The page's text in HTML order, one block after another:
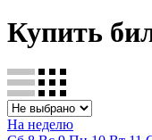
Купить
На неделю